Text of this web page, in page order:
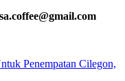
Penempatan Cilegon,